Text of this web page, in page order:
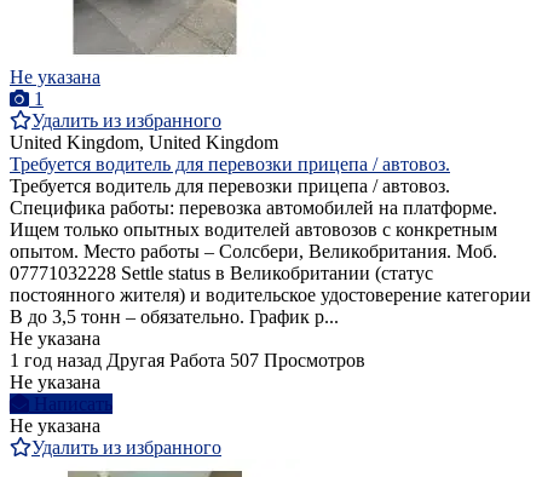
Не указана
1
Удалить из избранного
United Kingdom, United Kingdom
Требуется водитель для перевозки прицепа / автовоз.
Требуется водитель для перевозки прицепа / автовоз.
Cпецифика работы: перевозка автомобилей на платформе.
Ищем только опытных водителей автовозов с конкретным
опытом. Место работы – Солсбери, Великобритания. Моб.
07771032228 Settle status в Великобритании (статус
постоянного жителя) и водительское удостоверение категории
B до 3,5 тонн – обязательно. График р...
Не указана
1 год назад Другая Работа 507 Просмотров
Не указана
Написать
Не указана
Удалить из избранного